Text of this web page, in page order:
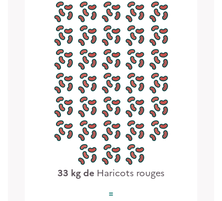
33 kg de Haricots rouges